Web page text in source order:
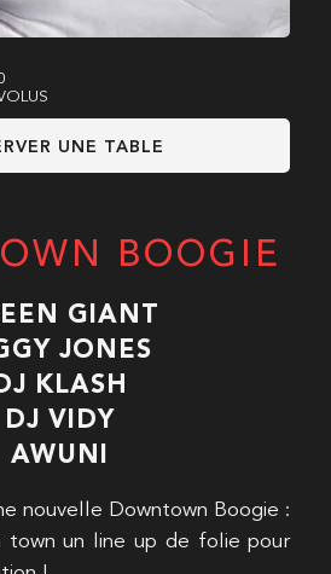
UNE TABLE
BOOGIE
GIANT
JONES
KLASH
DJ VIDY
AWUNI
nouvelle Downtown Boogie :
town un line up de folie pour